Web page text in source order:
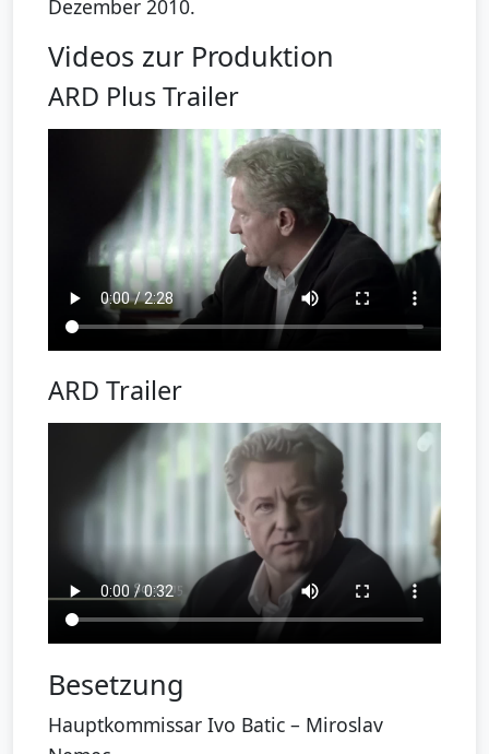
Dezember 2010.
Videos zur Produktion
ARD Plus Trailer
ARD Trailer
Besetzung
Hauptkommissar Ivo Batic – Miroslav